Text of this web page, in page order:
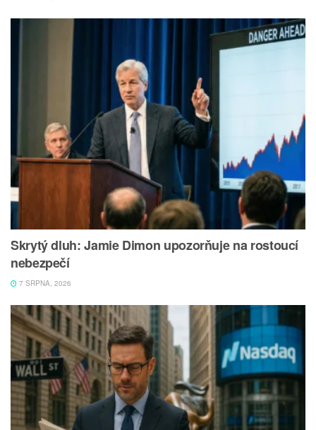
Skrytý dluh: Jamie Dimon upozorňuje na rostoucí
nebezpečí
7 SRPNA, 2026